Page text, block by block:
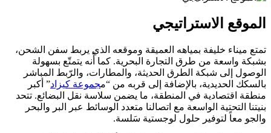
الموقع الاستراتيجي
تمتع ميناء خليفة بمياهه العميقة وموقعه الذي يربط سفن الشحن،
بشبكة واسعة من طرق التجارة البحرية. كما أّنه يتمتّع بسهولة
الوصول إلى شبكة الطرق الحديثة، والمطارات، والرّبط المباشر
بالسكك الحديدية، بالإضافة إلى قربه من “مجموعة كيزاد” أكبر
منطقة اقتصادية في المنطقة، ما يضمن سلاسة نقل البضائع. تتحد
بنيتنا التحتية الواسعة مع اتصالنا متعدد الوسائط عبر البر والبحر
والجو معاً لتوفير حلول لوجستية سَلسة.